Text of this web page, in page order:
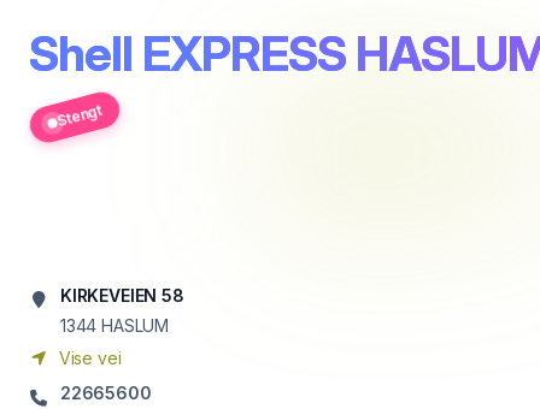
Shell EXPRESS
Stengt
KIRKEVEIEN 58
1344 HASLUM
Vise vei
22665600